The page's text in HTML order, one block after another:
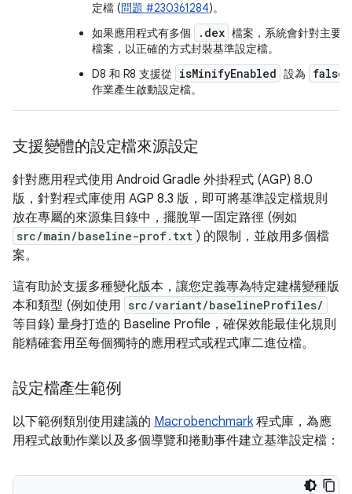
定檔 (問題 #230361284)。
如果應用程式有多個
.dex 檔案，系統會針對主要
檔案，以正確的方式封裝基準設定檔。
D8 和 R8 支援從
isMinifyEnabled 設為 false
作業產生啟動設定檔。
支援變體的設定檔來源設定
針對應用程式使用 Android Gradle 外掛程式 (AGP) 8.0
版，針對程式庫使用 AGP 8.3 版，即可將基準設定檔規則
放在專屬的來源集目錄中，擺脫單一固定路徑 (例如
src/main/baseline-prof.txt ) 的限制，並啟用多個檔
案。
這有助於支援多種變化版本，讓您定義專為特定建構變種版
本和類型 (例如使用 src/variant/baselineProfiles/
等目錄) 量身打造的 Baseline Profile，確保效能最佳化規則
能精確套用至每個獨特的應用程式或程式庫二進位檔。
設定檔產生範例
以下範例類別使用建議的 Macrobenchmark程式庫，為應
用程式啟動作業以及多個導覽和捲動事件建立基準設定檔：